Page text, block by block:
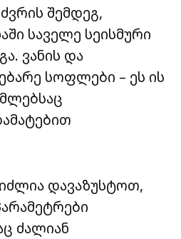
შემდეგ,
საველე სეისმური
ვანის და
სოფლები – ეს ის
დავაზუსტოთ,
ძალიან